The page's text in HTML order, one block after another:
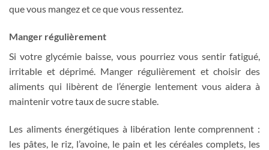
que vous mangez et ce que vous ressentez.
Manger régulièrement
Si votre glycémie baisse, vous pourriez vous sentir fatigué,
irritable et déprimé. Manger régulièrement et choisir des
aliments qui libèrent de l’énergie lentement vous aidera à
maintenir votre taux de sucre stable.
Les aliments énergétiques à libération lente comprennent :
les pâtes, le riz, l’avoine, le pain et les céréales complets, les